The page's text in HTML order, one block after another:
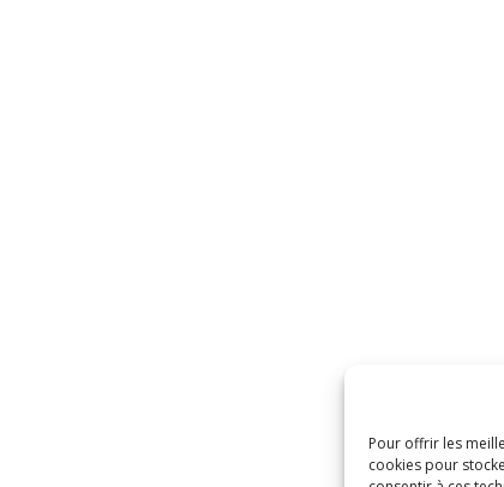
Pour offrir les
cookies pour